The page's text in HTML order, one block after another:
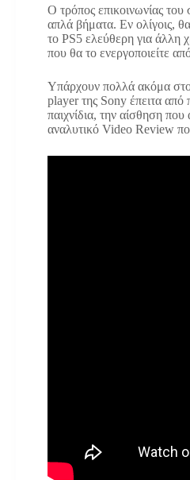
Ο τρόπος επικοινωνίας
απλά βήματα. Εν ολίγοις,
το PS5 ελεύθερη για άλλη
που θα το ενεργοποιείτε
Υπάρχουν πολλά ακόμα
player της Sony έπειτα από
παιχνίδια, την αίσθηση που
αναλυτικό Video Review